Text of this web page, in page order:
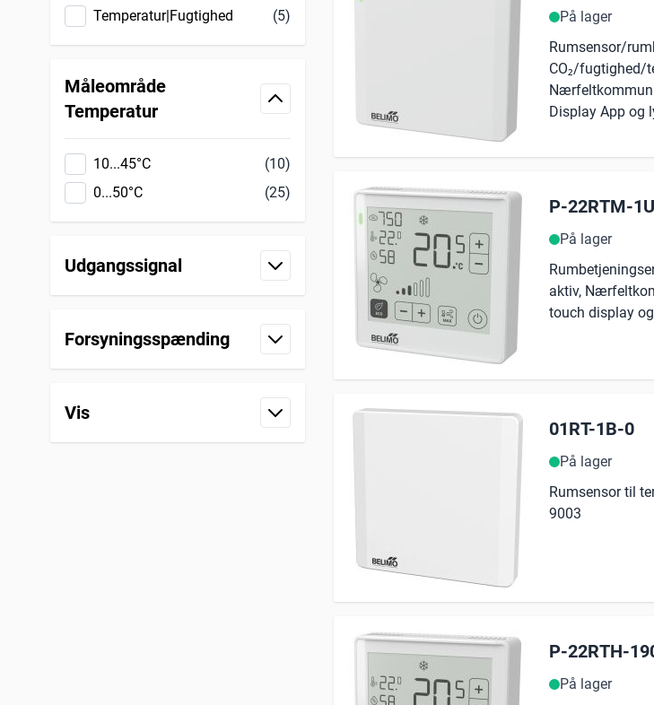
Temperatur|Fugtighed
(5)
Måleområde
Temperaturfilter
10...45°C
(10)
0...50°C
(25)
Udgangssignal
filter
Forsyningsspænding
filter
Vis
filter
På lager
Rumsensor/
CO₂/fugtighed/
Display App og
P-22RTM-
På lager
aktiv,
touch display og
01RT-1B-0
På lager
Rumsensor til
9003
P-22RTH-
På lager